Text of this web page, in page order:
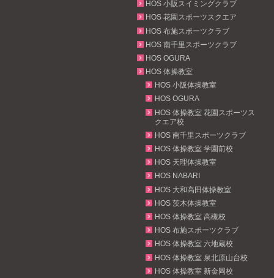
HOS 小阪スイミングクラブ
HOS 花園スポーツスクエア
HOS 布施スポーツクラブ
HOS 南千里スポーツクラブ
HOS OGURA
HOS 体操教室
HOS 小阪体操教室
HOS OGURA
HOS 体操教室 花園スポーツス
クエア校
HOS 南千里スポーツクラブ
HOS 体操教室 学園前校
HOS 天理体操教室
HOS NABARI
HOS 大和高田体操教室
HOS 茨木体操教室
HOS 体操教室 高槻校
HOS 布施スポーツクラブ
HOS 体操教室 六地蔵校
HOS 体操教室 泉北原山台校
HOS 体操教室 新金岡校